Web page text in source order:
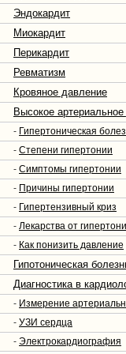
Эндокардит
Миокардит
Перикардит
Ревматизм
Кровяное давление
Высокое
- Гипертоническая
- Степени гипертонии
- Симптомы гипертонии
- Причины гипертонии
- Гипертензивный криз
- Лекарства от
- Как понизить давление
Гипотоническая
Диагностика в
- Измерение
- УЗИ сердца
- Электрокардиография